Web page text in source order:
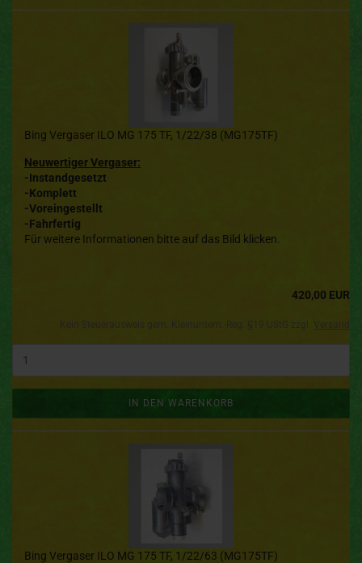
Bing Vergaser ILO MG 175 TF, 1/22/38 (MG175TF)
Neuwertiger Vergaser:
-Instandgesetzt
-Komplett
-Voreingestellt
-Fahrfertig
Für weitere Informationen bitte auf das Bild klicken.
420,00 EUR
IN DEN WARENKORB
Bing Vergaser ILO MG 175 TF, 1/22/63 (MG175TF)